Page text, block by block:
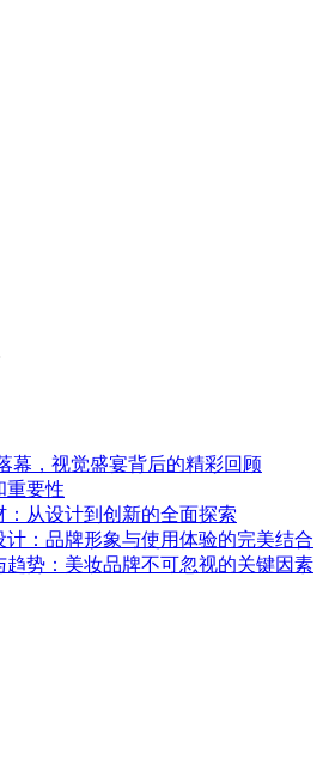
幕，视觉盛宴背后的精彩回顾
重要性
从设计到创新的全面探索
：品牌形象与使用体验的完美结合
趋势：美妆品牌不可忽视的关键因素